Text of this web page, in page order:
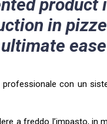
in
ultimate
professionale con un
a freddo l’impasto,